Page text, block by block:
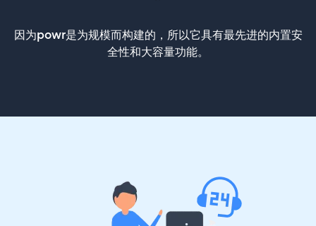
因为powr是为规模而构建的，所以它具有最先进的内置安
全性和大容量功能。